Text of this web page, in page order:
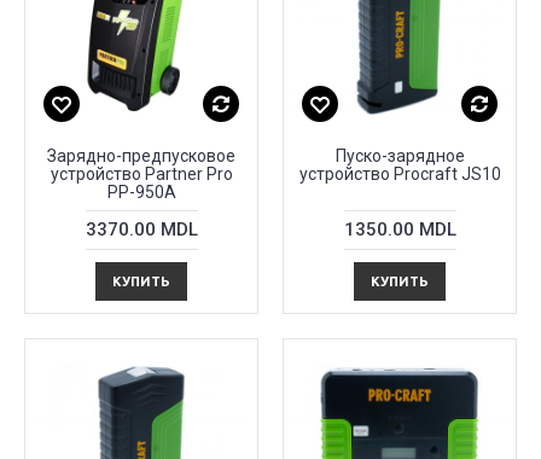
Зарядно-предпусковое
устройство Partner Pro
PP-950A
3370.00 MDL
КУПИТЬ
Пуско-зарядное
устройство Proсraft JS10
1350.00 MDL
КУПИТЬ